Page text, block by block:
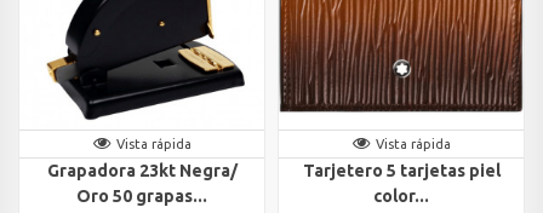
Vista rápida
Grapadora 23kt Negra/
Oro 50 grapas...
Vista rápida
Tarjetero 5 tarjetas piel
color...